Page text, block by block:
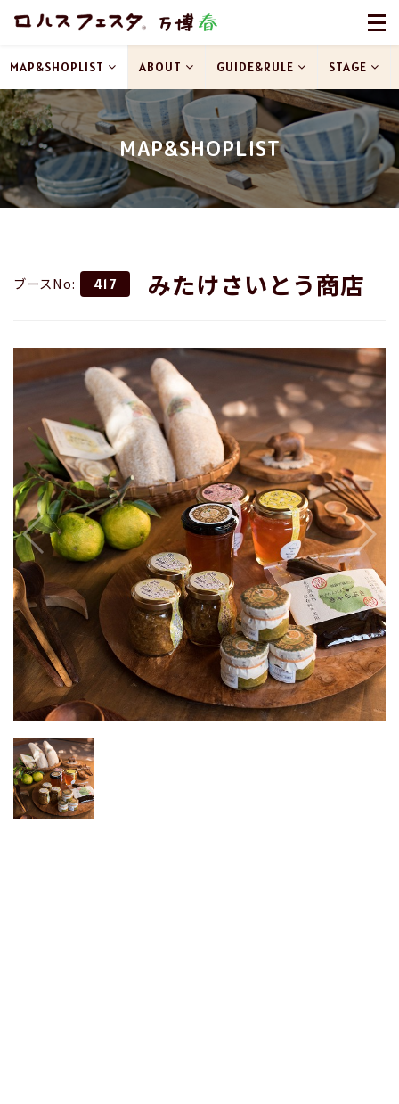
MAP&SHOPLIST
MAP&SHOPLIST ABOUT GUIDE&RULE STAGE
ブースNo: 417 みたけさいとう商店